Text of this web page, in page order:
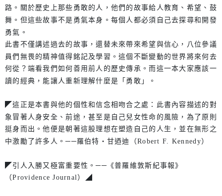
路。關於歷史上那些勇敢的人，他們的故事給人教育、希望、鼓
舞。但這些故事不是勇氣本身。每個人都必須自己去探尋和開發
勇氣。
此書不僅講述過去的故事，還替未來帶來希望與信心，八位參議
員們無畏的精神值得銘記及學習。這個不斷變動的世界將來何去
何從？端看我們如何善用前人的歷史傳承。而這一本大家應該一
讀的經典，能讓人重新理解什麼是「勇敢」。
◤這正是本書與他的個性和信念相吻合之處：此書內容描述的對
象冒著人身安全、前途，甚至是自己兒女性命的風險，為了原則
挺身而出。他便是朝著這股理想在塑造自己的人生，並在無形之
中激勵了許多人。──羅伯特‧甘迺迪（Robert F. Kennedy）
◤引人入勝又極富重要性。──《普羅維敦斯紀事報》
（Providence Journal）◢